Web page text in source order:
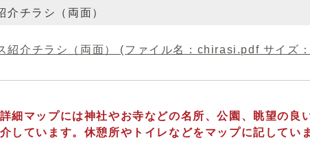
介チラシ（両面）
紹介チラシ（両面） (ファイル名：chirasi.pdf サイズ
細マップには神社やお寺などの名所、公園、眺望の良
しています。休憩所やトイレなどをマップに記してい